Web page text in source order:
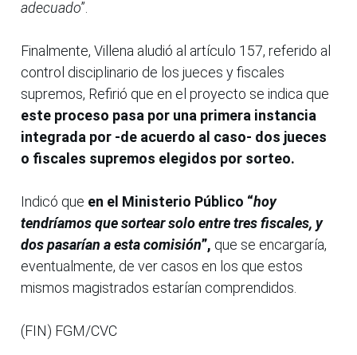
adecuado”.
Finalmente, Villena aludió al artículo 157, referido al
control disciplinario de los jueces y fiscales
supremos, Refirió que en el proyecto se indica que
este proceso pasa por una primera instancia
integrada por -de acuerdo al caso- dos jueces
o fiscales supremos elegidos por sorteo.
Indicó que en el Ministerio Público “hoy
tendríamos que sortear solo entre tres fiscales, y
dos pasarían a esta comisión”, que se encargaría,
eventualmente, de ver casos en los que estos
mismos magistrados estarían comprendidos.
(FIN) FGM/CVC